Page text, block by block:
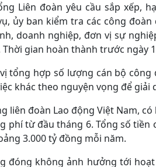
Liên đoàn yêu cầu sắp xếp,
ủy ban kiểm tra các công
doanh nghiệp, đơn vị sự
gian hoàn thành trước ngày
tổng hợp số lượng cán bộ
khác theo nguyện vọng để giải
liên đoàn Lao động Việt Nam,
phí từ đầu tháng 6. Tổng số
3.000 tỷ đồng mỗi năm.
đóng không ảnh hưởng tới